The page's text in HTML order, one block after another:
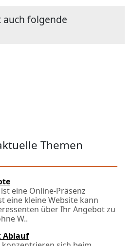
folgende
Themen
eine Online-Präsenz
eine kleine Website kann
über Ihr Angebot zu
W..
Ablauf